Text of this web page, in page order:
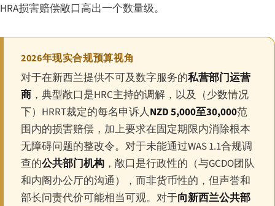
HRA损害赔偿敞口高出一个数量级。
2026年现实合规预算视角
对于在新西兰提供不可及数字服务的私营部门运营
商 ，典型敞口是HRC主持的调解，以及（少数情况
下）HRRT裁定的每名申诉人NZD 5,000至30,000范
围内的损害赔偿，加上要求在固定期限内消除根本
无障碍问题的整改令。对于未能通过WAS 1.1合规调
查的公共部门机构 ，敞口是行政性的（与GCDO团队
和内阁办公厅的沟通），而非货币性的，但声誉和
部长问责代价可能相当可观。对于向新西兰公共部